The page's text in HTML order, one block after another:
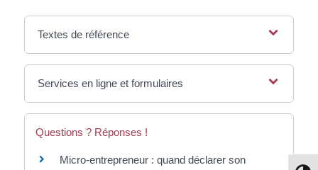
Textes de référence
Services en ligne et formulaires
Questions ? Réponses !
Micro-entrepreneur : quand déclarer son